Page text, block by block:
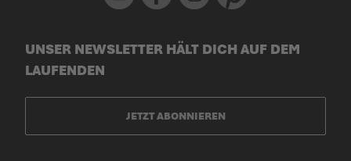
UNSER NEWSLETTER HÄLT DICH AUF DEM
LAUFENDEN
JETZT ABONNIEREN